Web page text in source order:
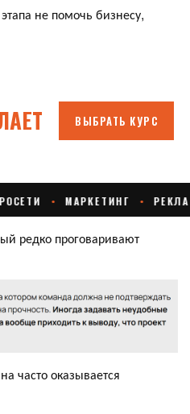
не помочь бизнесу,
редко проговаривают
часто оказывается